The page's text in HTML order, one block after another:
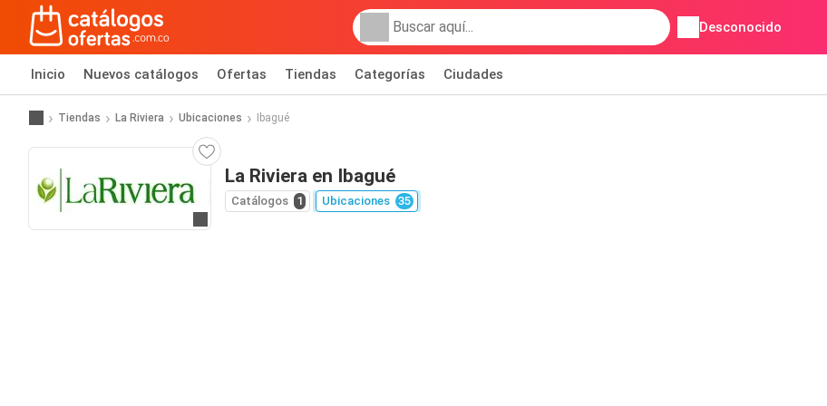
Desconocido
Inicio Nuevos catálogos Ofertas Tiendas Categorías Ciudades
Tiendas La Riviera Ubicaciones Ibagué
La Riviera en Ibagué
Catálogos 1 Ubicaciones 35